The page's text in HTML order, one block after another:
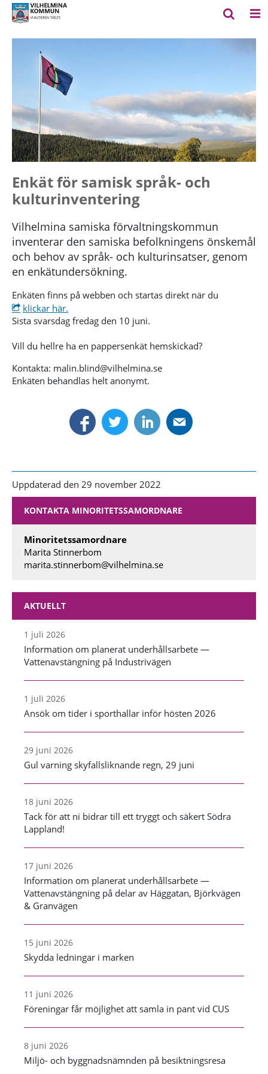
AKTUELLT
1 juli 2026
Information om planerat underhållsarbete —
Vattenavstängning på Industrivägen
1 juli 2026
Ansök om tider i sporthallar inför hösten 2026
29 juni 2026
Gul varning skyfallsliknande regn, 29 juni
18 juni 2026
Tack för att ni bidrar till ett tryggt och säkert Södra
Lappland!
17 juni 2026
Information om planerat underhållsarbete —
Vattenavstängning på delar av Häggatan, Björkvägen
& Granvägen
15 juni 2026
Skydda ledningar i marken
11 juni 2026
Föreningar får möjlighet att samla in pant vid CUS
8 juni 2026
Miljö- och byggnadsnämnden på besiktningsresa
Enkät för samisk språk- och
kulturinventering
Vilhelmina samiska förvaltningskommun
inventerar den samiska befolkningens önskemål
och behov av språk- och kulturinsatser, genom
en enkätundersökning.
Enkäten finns på webben och startas direkt när du
klickar här.
Sista svarsdag fredag den 10 juni.
Vill du hellre ha en pappersenkät hemskickad?
Kontakta: malin.blind@vilhelmina.se
Enkäten behandlas helt anonymt.
Uppdaterad den 29 november 2022
KONTAKTA MINORITETSSAMORDNARE
Minoritetssamordnare
Marita Stinnerbom
marita.stinnerbom@vilhelmina.se